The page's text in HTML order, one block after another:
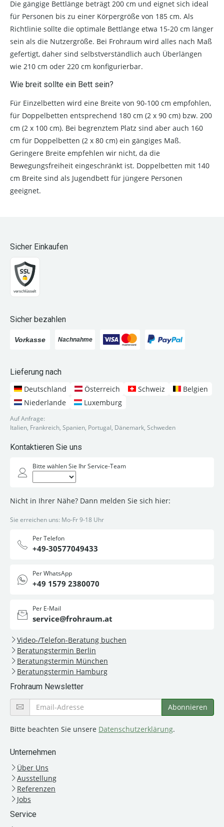
Die gängige Bettlänge beträgt 200 cm und eignet sich ideal
für Personen bis zu einer Körpergröße von 185 cm. Als
Richtlinie sollte die optimale Bettlänge etwa 15-20 cm länger
sein als die Nutzergröße. Bei Frohraum wird alles nach Maß
gefertigt, daher sind selbstverständlich auch Überlängen
wie 210 cm oder 220 cm konfigurierbar.
Wie breit sollte ein Bett sein?
Für Einzelbetten wird eine Breite von 90-100 cm empfohlen,
für Doppelbetten entsprechend 180 cm (2 x 90 cm) bzw. 200
cm (2 x 100 cm). Bei begrenztem Platz sind aber auch 160
cm für Doppelbetten (2 x 80 cm) ein gängiges Maß.
Geringere Breite empfehlen wir nicht, da die
Bewegungsfreiheit eingeschränkt ist. Doppelbetten mit 140
cm Breite sind als Jugendbett für jüngere Personen
geeignet.
Sicher Einkaufen
Sicher bezahlen
Lieferung nach
Deutschland
Österreich Schweiz
Belgien
Niederlande
Luxemburg
Auf Anfrage:
Italien, Frankreich, Spanien, Portugal, Dänemark, Schweden
Kontaktieren Sie uns
Bitte wählen Sie Ihr Service-Team
Nicht in Ihrer Nähe? Dann melden Sie sich hier:
Sie erreichen uns: Mo-Fr 9-18 Uhr
Per Telefon
+49-30577049433
Per WhatsApp
+49 1579 2380070
Per E-Mail
service@frohraum.at
Video-/Telefon-Beratung buchen
Beratungstermin Berlin
Beratungstermin München
Beratungstermin Hamburg
Frohraum Newsletter
Bitte beachten Sie unsere Datenschutzerklärung.
Unternehmen
Über Uns
Ausstellung
Referenzen
Jobs
Service